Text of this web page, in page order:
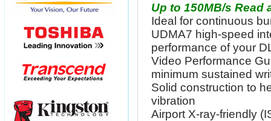
Up to 150MB/s Read
Ideal for continuous
UDMA7 high-speed
performance of your
Video Performance
minimum sustained
Solid construction to
vibration
Airport X-ray-friendly